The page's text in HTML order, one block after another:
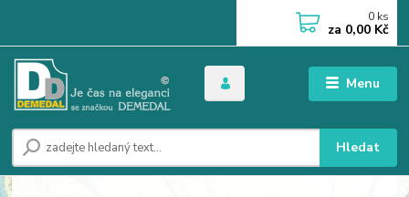
Menu
Hledat
0 ks
za 0,00 Kč